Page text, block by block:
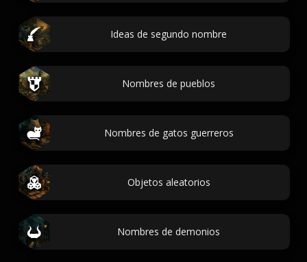
Ideas de segundo nombre
Nombres de pueblos
Nombres de gatos guerreros
Objetos aleatorios
Nombres de demonios